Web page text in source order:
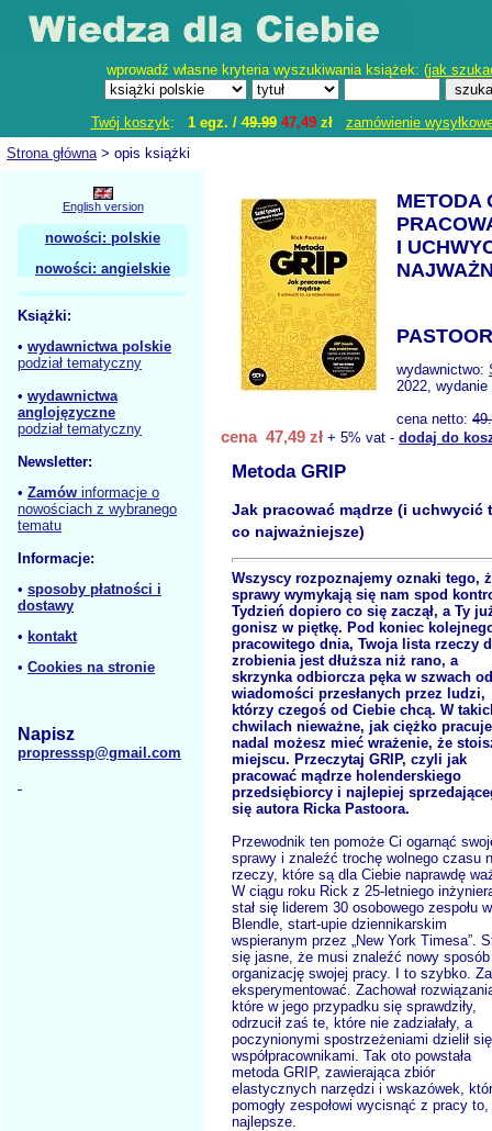
wprowadź własne kryteria wyszukiwania książek: (jak
Twój koszyk: 1 egz. /49.99 47,49zł
zamówienie
Strona główna> opis książki
English version
nowości: polskie
nowości: angielskie
Książki:
• wydawnictwa polskie
podział tematyczny
• wydawnictwa
anglojęzyczne
podział tematyczny
Newsletter:
• Zamów informacje o
nowościach z wybranego
tematu
Informacje:
• sposoby płatności i
dostawy
• kontakt
• Cookies na stronie
Napisz
propresssp@gmail.com
METODA
I
wydawnictwo:
2022, wydanie
cena netto:
cena 47,49 zł + 5% vat - dodaj do
Metoda GRIP
Jak pracować mądrze (i uchwycić
co najważniejsze)
Wszyscy rozpoznajemy oznaki tego,
sprawy wymykają się nam spod
Tydzień dopiero co się zaczął, a Ty
gonisz w piętkę. Pod koniec
pracowitego dnia, Twoja lista rzeczy
zrobienia jest dłuższa niż rano, a
skrzynka odbiorcza pęka w szwach od
wiadomości przesłanych przez ludzi,
którzy czegoś od Ciebie chcą. W
chwilach nieważne, jak ciężko
nadal możesz mieć wrażenie, że
miejscu. Przeczytaj GRIP, czyli jak
pracować mądrze holenderskiego
przedsiębiorcy i najlepiej
się autora Ricka Pastoora.
Przewodnik ten pomoże Ci ogarnąć
sprawy i znaleźć trochę wolnego czasu
rzeczy, które są dla Ciebie naprawdę
W ciągu roku Rick z 25-letniego
stał się liderem 30 osobowego zespołu w
Blendle, start-upie dziennikarskim
wspieranym przez „New York Timesa”.
się jasne, że musi znaleźć nowy
organizację swojej pracy. I to szybko.
eksperymentować. Zachował
które w jego przypadku się sprawdziły,
odrzucił zaś te, które nie zadziałały, a
poczynionymi spostrzeżeniami dzielił
współpracownikami. Tak oto powstała
metoda GRIP, zawierająca zbiór
elastycznych narzędzi i wskazówek,
pomogły zespołowi wycisnąć z pracy
najlepsze.